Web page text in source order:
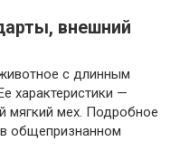
внешний
с длинным
характеристики —
мягкий мех. Подробное
общепризнанном